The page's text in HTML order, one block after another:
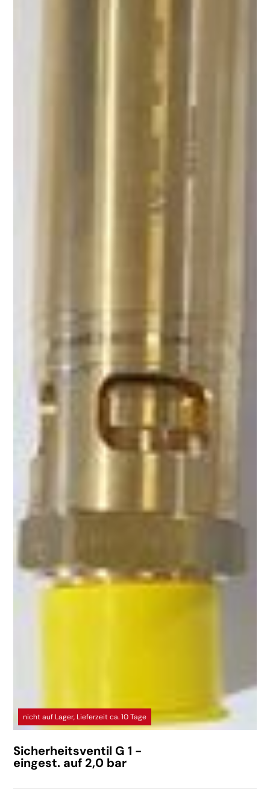
nicht auf Lager, Lieferzeit ca. 10 Tage
Sicherheitsventil G 1 -
eingest. auf 2,0 bar